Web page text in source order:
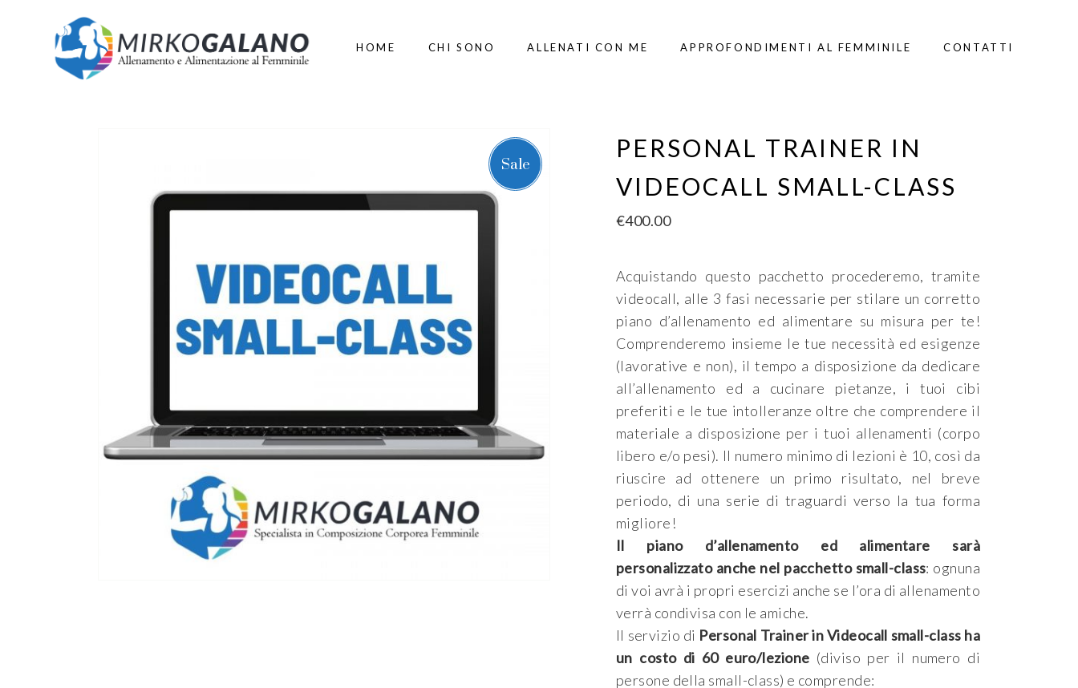
HOME CHI SONO ALLENATI CON ME APPROFONDIMENTI AL FEMMINILE CONTATTI
Sale
PERSONAL TRAINER IN
VIDEOCALL SMALL-CLASS
€400.00
Acquistando questo pacchetto procederemo, tramite
videocall, alle 3 fasi necessarie per stilare un corretto
piano d’allenamento ed alimentare su misura per te!
Comprenderemo insieme le tue necessità ed esigenze
(lavorative e non), il tempo a disposizione da dedicare
all’allenamento ed a cucinare pietanze, i tuoi cibi
preferiti e le tue intolleranze oltre che comprendere il
materiale a disposizione per i tuoi allenamenti (corpo
libero e/o pesi). Il numero minimo di lezioni è 10, così da
riuscire ad ottenere un primo risultato, nel breve
periodo, di una serie di traguardi verso la tua forma
migliore!
Il piano d’allenamento ed alimentare sarà
personalizzato anche nel pacchetto small-class: ognuna
di voi avrà i propri esercizi anche se l’ora di allenamento
verrà condivisa con le amiche.
Il servizio di Personal Trainer in Videocall small-class ha
un costo di 60 euro/lezione (diviso per il numero di
persone della small-class) e comprende: